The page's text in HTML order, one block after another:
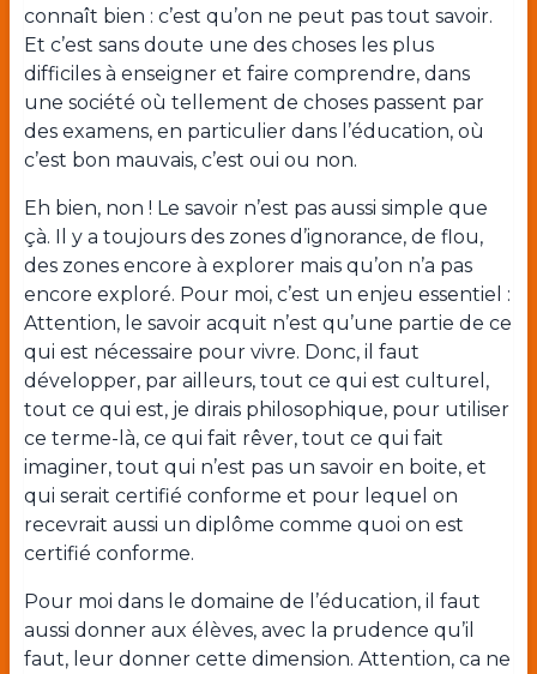
connaît bien : c’est qu’on ne peut pas tout savoir.
Et c’est sans doute une des choses les plus
difficiles à enseigner et faire comprendre, dans
une société où tellement de choses passent par
des examens, en particulier dans l’éducation, où
c’est bon mauvais, c’est oui ou non.
Eh bien, non ! Le savoir n’est pas aussi simple que
çà. Il y a toujours des zones d’ignorance, de flou,
des zones encore à explorer mais qu’on n’a pas
encore exploré. Pour moi, c’est un enjeu essentiel :
Attention, le savoir acquit n’est qu’une partie de ce
qui est nécessaire pour vivre. Donc, il faut
développer, par ailleurs, tout ce qui est culturel,
tout ce qui est, je dirais philosophique, pour utiliser
ce terme-là, ce qui fait rêver, tout ce qui fait
imaginer, tout qui n’est pas un savoir en boite, et
qui serait certifié conforme et pour lequel on
recevrait aussi un diplôme comme quoi on est
certifié conforme.
Pour moi dans le domaine de l’éducation, il faut
aussi donner aux élèves, avec la prudence qu’il
faut, leur donner cette dimension. Attention, ca ne